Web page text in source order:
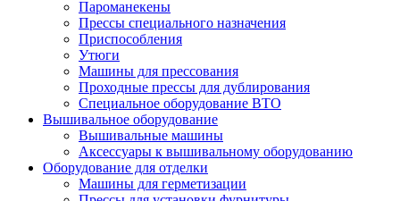
Пароманекены
Прессы специального назначения
Приспособления
Утюги
Машины для прессования
Проходные прессы для дублирования
Специальное оборудование ВТО
Вышивальное оборудование
Вышивальные машины
Аксессуары к вышивальному оборудованию
Оборудование для отделки
Машины для герметизации